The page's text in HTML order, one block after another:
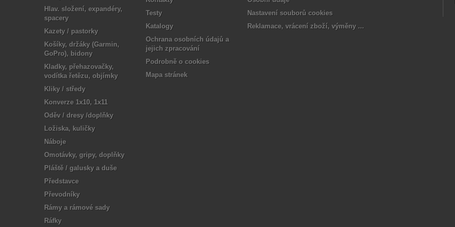
Hlav. složení, expandéry,
spacery
Kazety / pastorky
Košíky, držáky (Garmin,
GoPro), bidony
Kladky, přehazovačky,
vodítka řetězu, objímky
Kliky / středy
Konverze 1x10, 1x11
Oděv / dresy /doplňky
Ložiska, kuličky
Náboje
Omotávky, gripy, doplňky
Pláště / galusky a duše
Představce
Převodníky
Rámy a rámové sady
Ráfky
Testy
Katalogy
Ochrana osobních údajů a
jejich zpracování
Podrobně o cookies
Mapa stránek
Nastavení souborů cookies
Reklamace, vrácení zboží, výměny ...